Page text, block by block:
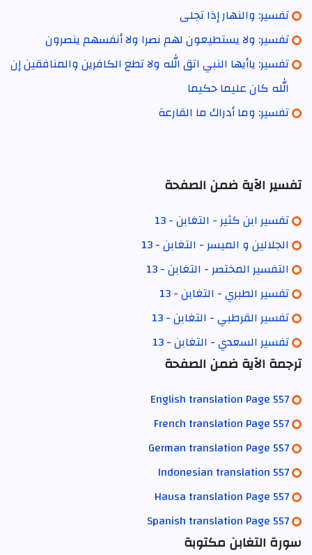
تفسير: والنهار إذا تجلى
تفسير: ولا يستطيعون لهم نصرا ولا أنفسهم ينصرون
تفسير: ياأيها النبي اتق الله ولا تطع الكافرين والمنافقين إن
الله كان عليما حكيما
تفسير: وما أدراك ما القارعة
تفسير الآية ضمن الصفحة
تفسير ابن كثير - التغابن - 13
الجلالين و الميسر - التغابن - 13
التفسير المختصر - التغابن - 13
تفسير الطبري - التغابن - 13
تفسير القرطبي - التغابن - 13
تفسير السعدي - التغابن - 13
ترجمة الآية ضمن الصفحة
English translation Page 557
French translation Page 557
German translation Page 557
Indonesian translation 557
Hausa translation Page 557
Spanish translation Page 557
سورة التغابن مكتوبة